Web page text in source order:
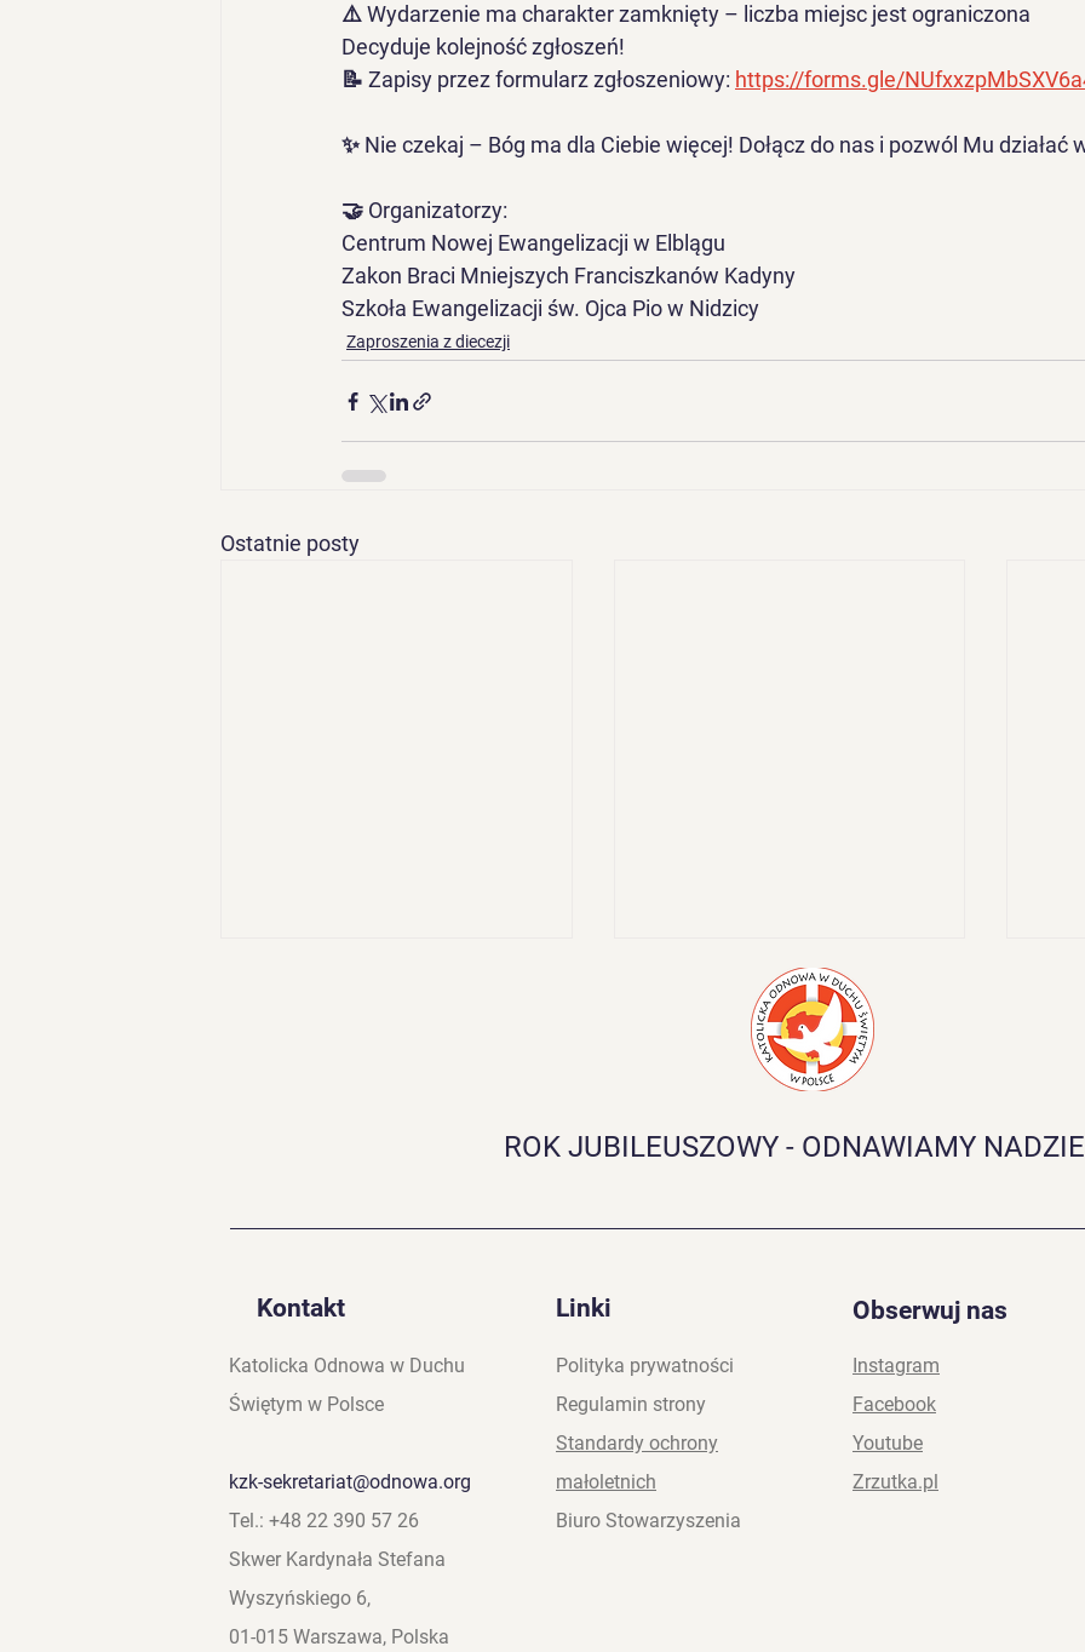
⚠️ Wydarzenie ma charakter zamknięty – liczba miejsc jest ograniczona
Decyduje kolejność zgłoszeń!
📝 Zapisy przez formularz zgłoszeniowy: https://forms.gle/
✨ Nie czekaj – Bóg ma dla Ciebie więcej! Dołącz do nas i pozwól Mu działać
🤝 Organizatorzy:
Centrum Nowej Ewangelizacji w Elblągu
Zakon Braci Mniejszych Franciszkanów Kadyny
Szkoła Ewangelizacji św. Ojca Pio w Nidzicy
Zaproszenia z diecezji
Ostatnie posty
ROK JUBILEUSZOWY - ODNAWIAMY
Kontakt
Katolicka Odnowa w Duchu
Świętym w Polsce
kzk-sekretariat@odnowa.org
Tel.: +48 22 390 57 26
Skwer Kardynała Stefana
Wyszyńskiego 6,
01-015 Warszawa, Polska
Linki
Polityka prywatności
Regulamin strony
Standardy ochrony
małoletnich
Biuro Stowarzyszenia
Obserwuj nas
Instagram
Facebook
Youtube
Zrzutka.pl